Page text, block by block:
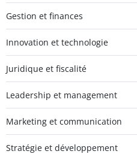
Gestion et finances
Innovation et technologie
Juridique et fiscalité
Leadership et management
Marketing et communication
Stratégie et développement